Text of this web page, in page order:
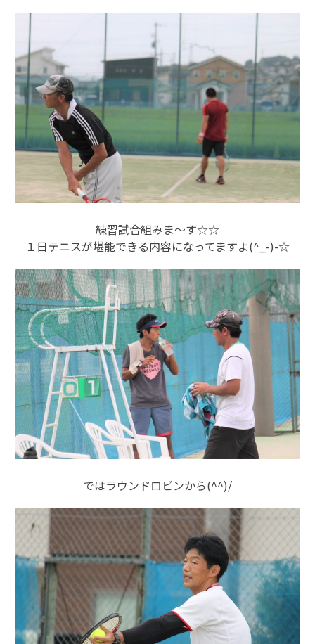
練習試合組みま～す☆☆
１日テニスが堪能できる内容になってますよ(^_-)-☆
ではラウンドロビンから(^^)/